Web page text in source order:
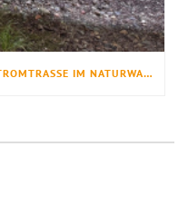
BAUMFÄLLARBEITEN ENTLANG STROMTRASSE IM NATURWALD DER LANDESFORSTEN